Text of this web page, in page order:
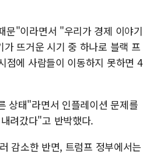
문"이라면서 "우리가 경제 이야기
뜨거운 시기 중 하나로 블랙 프
점에 사람들이 이동하지 못하면 4
상태"라면서 인플레이션 문제를
려갔다"고 반박했다.
감소한 반면, 트럼프 정부에서는